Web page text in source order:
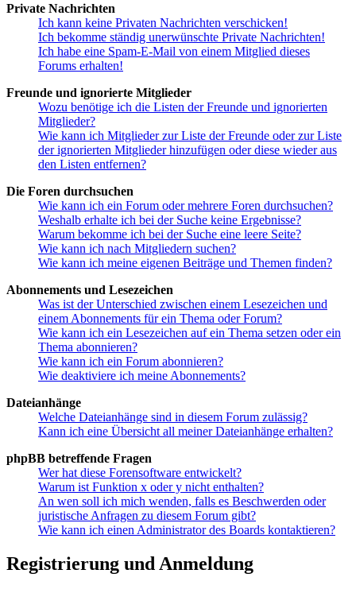
Private Nachrichten
Ich kann keine Privaten Nachrichten verschicken!
Ich bekomme ständig unerwünschte Private Nachrichten!
Ich habe eine Spam-E-Mail von einem Mitglied dieses
Forums erhalten!
Freunde und ignorierte Mitglieder
Wozu benötige ich die Listen der Freunde und ignorierten
Mitglieder?
Wie kann ich Mitglieder zur Liste der Freunde oder zur Liste
der ignorierten Mitglieder hinzufügen oder diese wieder aus
den Listen entfernen?
Die Foren durchsuchen
Wie kann ich ein Forum oder mehrere Foren durchsuchen?
Weshalb erhalte ich bei der Suche keine Ergebnisse?
Warum bekomme ich bei der Suche eine leere Seite?
Wie kann ich nach Mitgliedern suchen?
Wie kann ich meine eigenen Beiträge und Themen finden?
Abonnements und Lesezeichen
Was ist der Unterschied zwischen einem Lesezeichen und
einem Abonnements für ein Thema oder Forum?
Wie kann ich ein Lesezeichen auf ein Thema setzen oder ein
Thema abonnieren?
Wie kann ich ein Forum abonnieren?
Wie deaktiviere ich meine Abonnements?
Dateianhänge
Welche Dateianhänge sind in diesem Forum zulässig?
Kann ich eine Übersicht all meiner Dateianhänge erhalten?
phpBB betreffende Fragen
Wer hat diese Forensoftware entwickelt?
Warum ist Funktion x oder y nicht enthalten?
An wen soll ich mich wenden, falls es Beschwerden oder
juristische Anfragen zu diesem Forum gibt?
Wie kann ich einen Administrator des Boards kontaktieren?
Registrierung und Anmeldung